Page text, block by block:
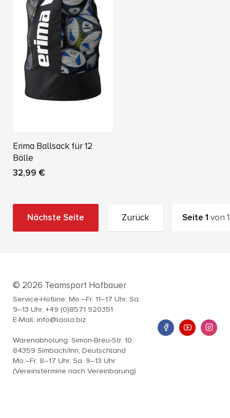
Erima Ballsack für 12
Bälle
32,99 €
Nächste Seite Zurück Seite1 von1
© 2026 Teamsport Hofbauer
Service-Hotline: Mo.–Fr. 11–17 Uhr, Sa.
9–13 Uhr, +49 (0)8571 920351
E-Mail: info@laola.biz
Warenabholung: Simon-Breu-Str. 10,
84359 Simbach/Inn, Deutschland
Mo.–Fr. 8–17 Uhr, Sa. 9–13 Uhr
(Vereinstermine nach Vereinbarung)